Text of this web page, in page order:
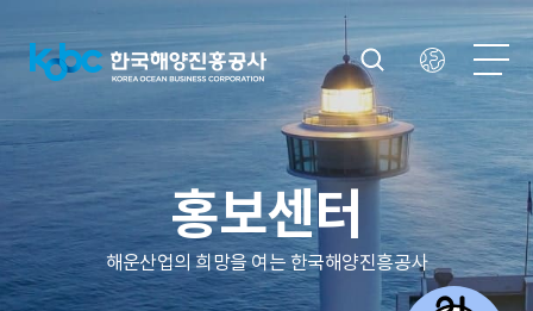
홍보센터
해운산업의 희망을 여는 한국해양진흥공사